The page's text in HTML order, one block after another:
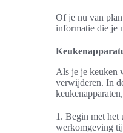
Of je nu van
informatie die je
Als je je keuken
verwijderen. In
1. Begin met het
werkomgeving